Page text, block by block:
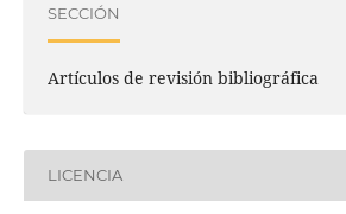
SECCIÓN
Artículos de revisión bibliográfica
LICENCIA